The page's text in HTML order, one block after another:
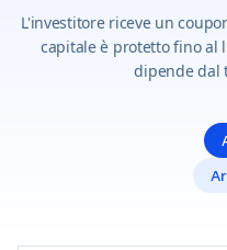
L'investitore riceve un
capitale è protetto fino al
dipende dal